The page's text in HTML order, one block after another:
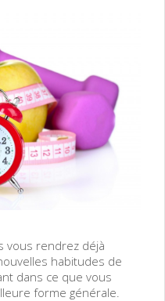
vous rendrez déjà
habitudes de
dans ce que vous
forme générale.